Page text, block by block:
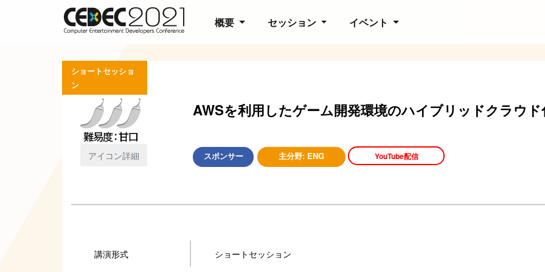
概要 セッション イベント
ショートセッショ
ン
AWSを利用したゲーム開発環境のハイブリッドクラウド
アイコン詳細 スポンサー 主分野: ENG YouTube配信
講演形式 ショートセッション